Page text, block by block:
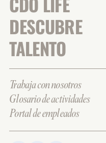
DESCUBRE
TALENTO
Trabaja con nosotros
Glosario de actividades
Portal de empleados